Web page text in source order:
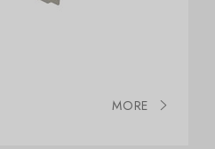
MORE